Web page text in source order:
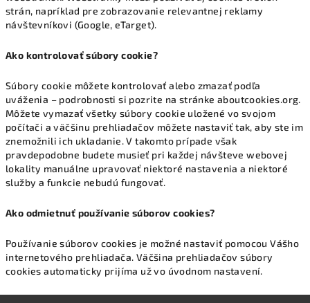
strán, napríklad pre zobrazovanie relevantnej reklamy
návštevníkovi (Google, eTarget).
Ako kontrolovať súbory cookie?
Súbory cookie môžete kontrolovať alebo zmazať podľa
uváženia – podrobnosti si pozrite na stránke aboutcookies.org.
Môžete vymazať všetky súbory cookie uložené vo svojom
počítači a väčšinu prehliadačov môžete nastaviť tak, aby ste im
znemožnili ich ukladanie. V takomto prípade však
pravdepodobne budete musieť pri každej návšteve webovej
lokality manuálne upravovať niektoré nastavenia a niektoré
služby a funkcie nebudú fungovať.
Ako odmietnuť používanie súborov cookies?
Používanie súborov cookies je možné nastaviť pomocou Vášho
internetového prehliadača. Väčšina prehliadačov súbory
cookies automaticky prijíma už vo úvodnom nastavení.